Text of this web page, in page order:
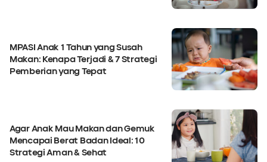
MPASI Anak 1 Tahun yang Susah
Makan: Kenapa Terjadi & 7 Strategi
Pemberian yang Tepat
Agar Anak Mau Makan dan Gemuk
Mencapai Berat Badan Ideal: 10
Strategi Aman & Sehat